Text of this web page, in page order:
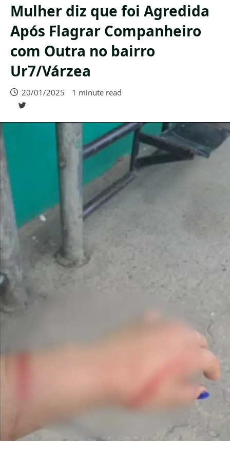
Mulher diz que foi Agredida
Após Flagrar Companheiro
com Outra no bairro
Ur7/Várzea
20/01/2025 1 minute read